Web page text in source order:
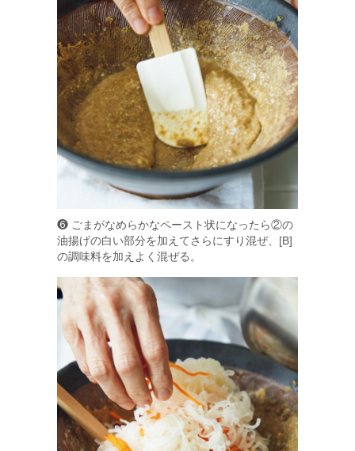
❻ ごまがなめらかなペースト状になったら②の
油揚げの白い部分を加えてさらにすり混ぜ、[B]
の調味料を加えよく混ぜる。